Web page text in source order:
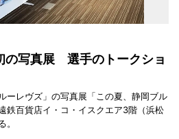
の写真展 選手のトークショ
ーレヴズ」の写真展「この夏、静岡ブル
鉄百貨店イ・コ・イスクエア3階（浜松
。